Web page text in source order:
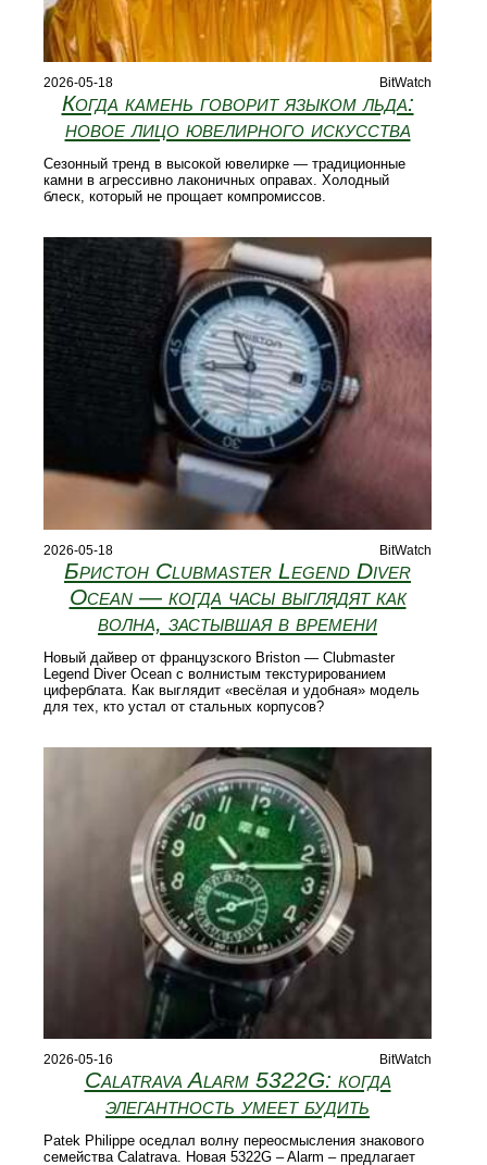
2026-05-18 BitWatch
Когда камень говорит языком льда:
новое лицо ювелирного искусства
Сезонный тренд в высокой ювелирке — традиционные
камни в агрессивно лаконичных оправах. Холодный
блеск, который не прощает компромиссов.
2026-05-18 BitWatch
Бристон Clubmaster Legend Diver
Ocean — когда часы выглядят как
волна, застывшая в времени
Новый дайвер от французского Briston — Clubmaster
Legend Diver Ocean с волнистым текстурированием
циферблата. Как выглядит «весёлая и удобная» модель
для тех, кто устал от стальных корпусов?
2026-05-16 BitWatch
Calatrava Alarm 5322G: когда
элегантность умеет будить
Patek Philippe оседлал волну переосмысления знакового
семейства Calatrava. Новая 5322G – Alarm – предлагает